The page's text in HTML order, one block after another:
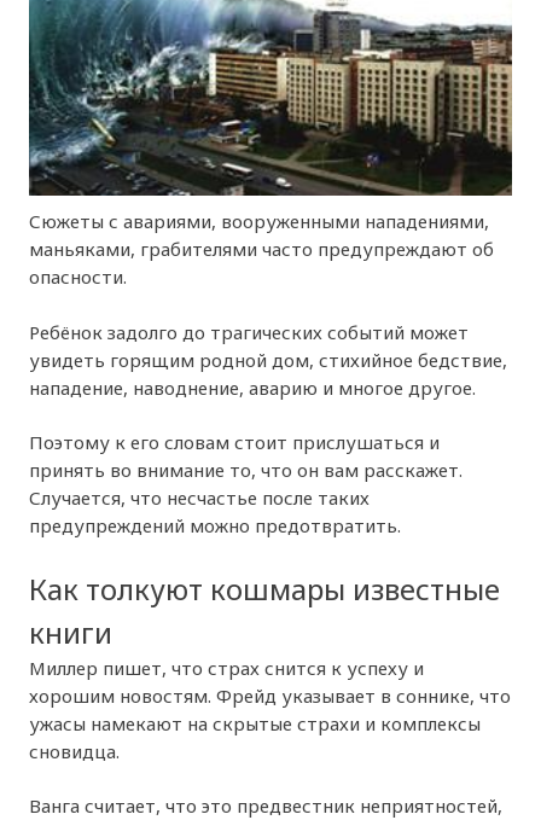
Сюжеты с авариями, вооруженными нападениями,
маньяками, грабителями часто предупреждают об
опасности.
Ребёнок задолго до трагических событий может
увидеть горящим родной дом, стихийное бедствие,
нападение, наводнение, аварию и многое другое.
Поэтому к его словам стоит прислушаться и
принять во внимание то, что он вам расскажет.
Случается, что несчастье после таких
предупреждений можно предотвратить.
Как толкуют кошмары известные
книги
Миллер пишет, что страх снится к успеху и
хорошим новостям. Фрейд указывает в соннике, что
ужасы намекают на скрытые страхи и комплексы
сновидца.
Ванга считает, что это предвестник неприятностей,